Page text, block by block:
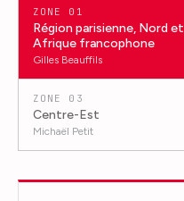
ZONE 01
Région parisienne, Nord et
Afrique francophone
Gilles Beauffils
ZONE 03
Centre-Est
Michaël Petit